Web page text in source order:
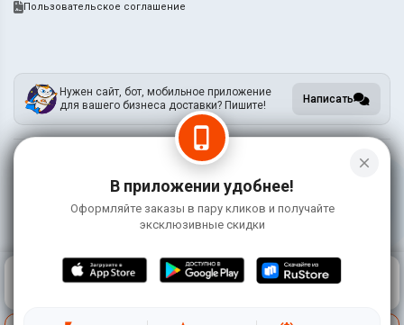
Пользовательское соглашение
Нужен сайт, бот, мобильное приложение
для вашего бизнеса доставки? Пишите!
Написать
Информация на сайте носит справочный характер и не является публичной
2026 СушиКо
ГЛАВНАЯ
КОРЗИНА
0 ₽ ВОЙТИ
close
phone_iphone
В приложении удобнее!
Оформляйте заказы в пару кликов и получайте
эксклюзивные скидки